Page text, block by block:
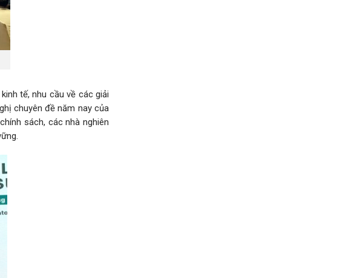
tế, nhu cầu về các giải
chuyên đề năm nay của
sách, các nhà nghiên